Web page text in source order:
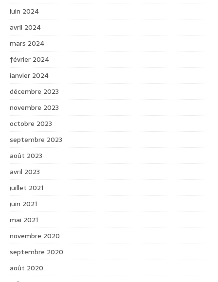
juin 2024
avril 2024
mars 2024
février 2024
janvier 2024
décembre 2023
novembre 2023
octobre 2023
septembre 2023
août 2023
avril 2023
juillet 2021
juin 2021
mai 2021
novembre 2020
septembre 2020
août 2020